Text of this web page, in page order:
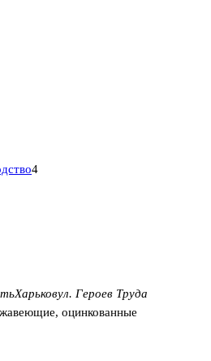
4
Харьковул. Героев Труда
оцинкованные